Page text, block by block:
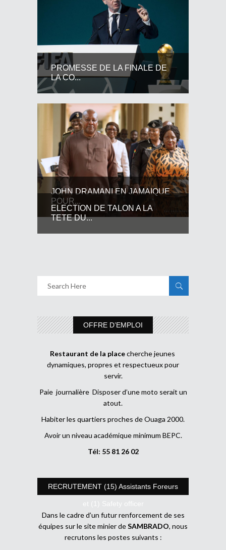
PROMESSE DE LA FINALE DE
LA CO...
JOHN DRAMANI EN JAMAIQUE
POUR...
ELECTION DE TALON A LA
TETE DU...
OFFRE D’EMPLOI
Restaurant de la placecherche jeunes
dynamiques, propres et respectueux pour
servir.
Paie journalière Disposer d’une moto serait un
atout.
Habiter les quartiers proches de Ouaga 2000.
Avoir un niveau académique minimum BEPC.
Tél: 55 81 26 02
RECRUTEMENT (15) Assistants Foreurs
et (1) Safety officer
Dans le cadre d’un futur renforcement de ses
équipes sur le site minier deSAMBRADO, nous
recrutons les postes suivants :